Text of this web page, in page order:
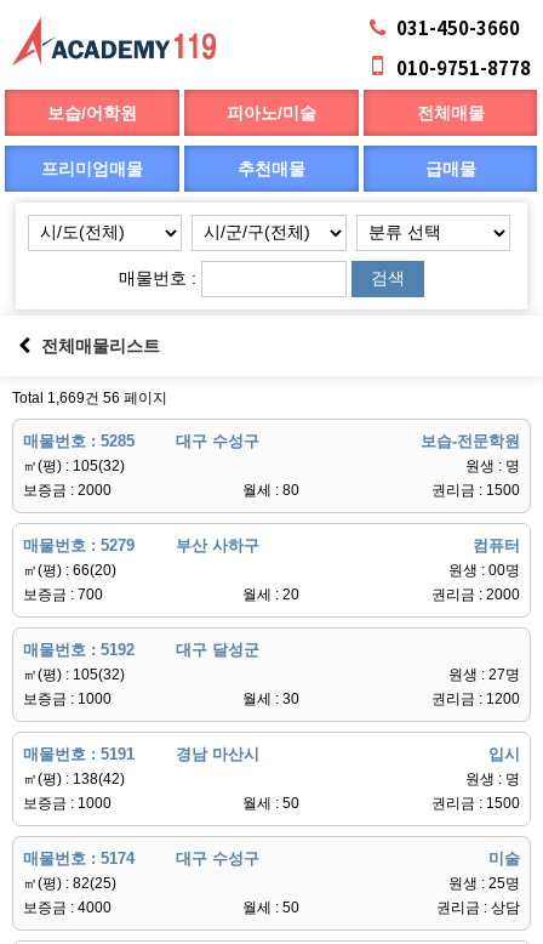
031-450-3660
010-9751-8778
보습/어학원 피아노/미술 전체매물
프리미엄매물 추천매물 급매물
매물번호 : 검색
전체매물리스트
Total 1,669건 56 페이지
매물번호 : 5285 대구 수성구 보습-전문학원
㎡(평) : 105(32)
원생 : 명
보증금 : 2000
월세 : 80 권리금 : 1500
매물번호 : 5279 부산 사하구 컴퓨터
㎡(평) : 66(20)
원생 : 00명
보증금 : 700
월세 : 20 권리금 : 2000
매물번호 : 5192 대구 달성군
㎡(평) : 105(32)
원생 : 27명
보증금 : 1000
월세 : 30 권리금 : 1200
매물번호 : 5191 경남 마산시 입시
㎡(평) : 138(42)
원생 : 명
보증금 : 1000
월세 : 50 권리금 : 1500
매물번호 : 5174 대구 수성구 미술
㎡(평) : 82(25)
원생 : 25명
보증금 : 4000
월세 : 50 권리금 : 상담